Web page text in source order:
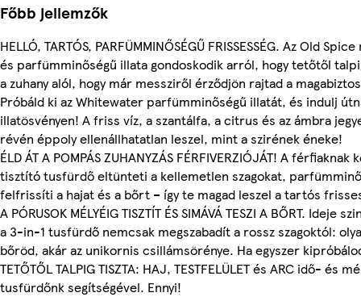
Főbb jellemzők
HELLÓ, TARTÓS, PARFÜMMINŐSÉGŰ FRISSESSÉG. Az Old
és parfümminőségű illata gondoskodik arról, hogy tetőtől
a zuhany alól, hogy már messziről érződjön rajtad a
Próbáld ki az Whitewater parfümminőségű illatát, és indulj
illatösvényen! A friss víz, a szantálfa, a citrus és az ámbra
révén éppoly ellenállhatatlan leszel, mint a szirének éneke!
ÉLD ÁT A POMPÁS ZUHANYZÁS FÉRFIVERZIÓJÁT! A
tisztító tusfürdő eltünteti a kellemetlen szagokat,
felfrissíti a hajat és a bőrt – így te magad leszel a tartós
A PÓRUSOK MÉLYÉIG TISZTÍT ÉS SIMÁVÁ TESZI A BŐRT. Ideje
a 3-in-1 tusfürdő nemcsak megszabadít a rossz szagoktól:
bőröd, akár az unikornis csillámsörénye. Ha egyszer
TETŐTŐL TALPIG TISZTA: HAJ, TESTFELÜLET és ARC idő- és
tusfürdőnk segítségével. Ennyi!